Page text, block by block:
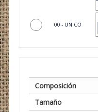
00 - UNICO
Composición
Tamaño